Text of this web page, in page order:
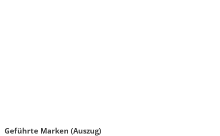
Geführte Marken (Auszug)